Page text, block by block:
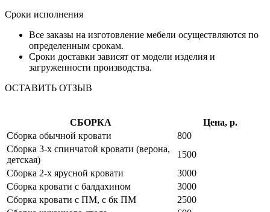
Сроки исполнения
Все заказы на изготовление мебели осуществляются по
определенным срокам.
Сроки доставки зависят от модели изделия и
загруженности производства.
ОСТАВИТЬ ОТЗЫВ
СБОРКА
Цена, р.
Сборка обычной кровати
800
Сборка 3-х спинчатой кровати (верона,
детская)
1500
Сборка 2-х ярусной кровати
3000
Сборка кровати с балдахином
3000
Сборка кровати с ПМ, с бк ПМ
2500